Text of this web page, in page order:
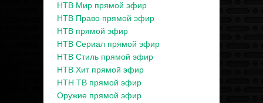
НТВ Мир прямой эфир
НТВ Право прямой эфир
НТВ прямой эфир
НТВ Сериал прямой эфир
НТВ Стиль прямой эфир
НТВ Хит прямой эфир
НТН ТВ прямой эфир
Оружие прямой эфир